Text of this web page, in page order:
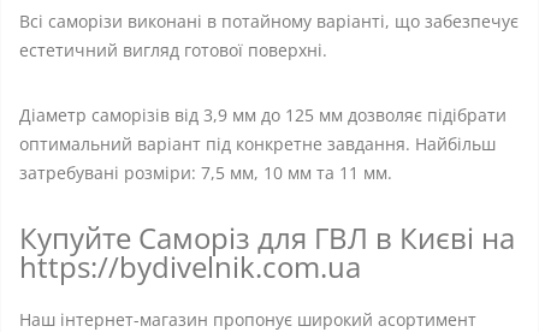
Всі саморізи виконані в потайному варіанті, що забезпечує
естетичний вигляд готової поверхні.
Діаметр саморізів від 3,9 мм до 125 мм дозволяє підібрати
оптимальний варіант під конкретне завдання. Найбільш
затребувані розміри: 7,5 мм, 10 мм та 11 мм.
Купуйте Саморіз для ГВЛ в Києві на
https://bydivelnik.com.ua
Наш інтернет-магазин пропонує широкий асортимент